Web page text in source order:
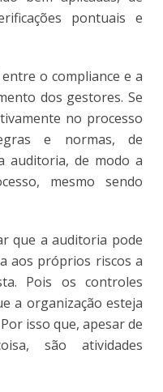
pontuais e
o compliance e a
dos gestores. Se
no processo
e normas, de
auditoria, de modo a
mesmo sendo
que a auditoria pode
aos próprios riscos a
Pois os controles
a organização esteja
isso que, apesar de
são atividades